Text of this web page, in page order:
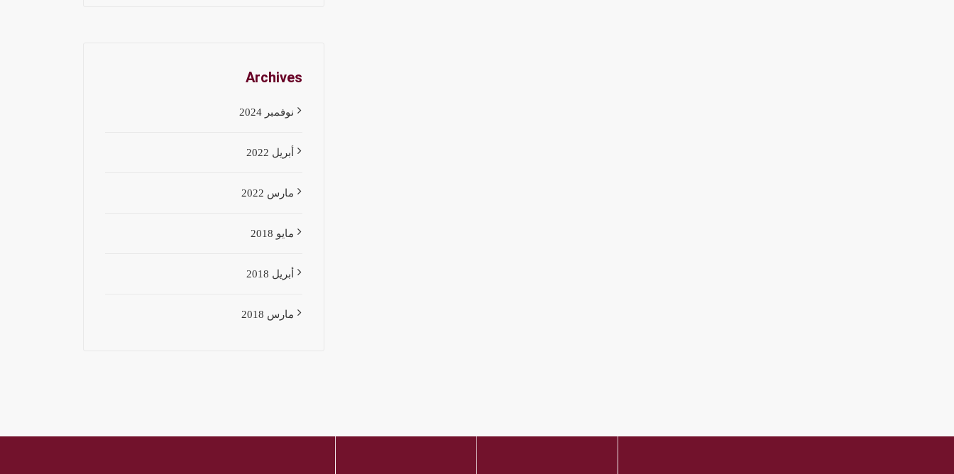
Archives
نوفمبر 2024
أبريل 2022
مارس 2022
مايو 2018
أبريل 2018
مارس 2018